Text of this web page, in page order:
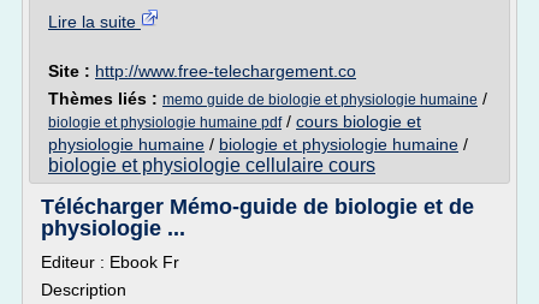
Lire la suite
Site : http://www.free-telechargement.co
Thèmes liés : memo guide de biologie et physiologie humaine /
biologie et physiologie humaine pdf/ cours biologie et
physiologie humaine / biologie et physiologie humaine /
biologie et physiologie cellulaire cours
Télécharger Mémo-guide de biologie et de
physiologie ...
Editeur : Ebook Fr
Description